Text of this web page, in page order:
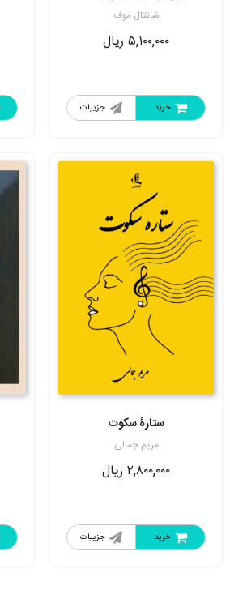
شانتال موف
۵,۱۰۰,۰۰۰ ریال
جزییات خرید
ستارۀ سکوت
مریم جمالی
۲,۸۰۰,۰۰۰ ریال
جزییات خرید